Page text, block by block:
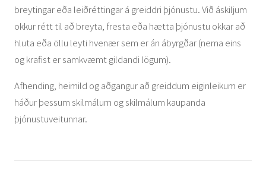
breytingar eða leiðréttingar á greiddri þjónustu. Við áskiljum
okkur rétt til að breyta, fresta eða hætta þjónustu okkar að
hluta eða öllu leyti hvenær sem er án ábyrgðar (nema eins
og krafist er samkvæmt gildandi lögum).
Afhending, heimild og aðgangur að greiddum eiginleikum er
háður þessum skilmálum og skilmálum kaupanda
þjónustuveitunnar.